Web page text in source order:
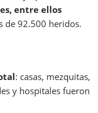
entre ellos
de 92.500 heridos.
: casas, mezquitas,
y hospitales fueron